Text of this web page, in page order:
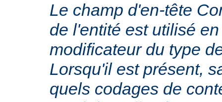
Le champ d'en-tête
de l'entité est utilisé
modificateur du type
Lorsqu'il est présent,
quels codages de